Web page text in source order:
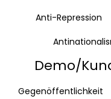
Anti-Repression
Demo/
Gegenöffentlichkeit